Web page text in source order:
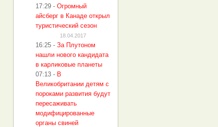
17:29 - Огромный
айсберг в Канаде открыл
туристический сезон
18.04.2017
16:25 - За Плутоном
нашли нового кандидата
в карликовые планеты
07:13 - В
Великобритании детям с
пороками развития будут
пересаживать
модифицированные
органы свиней